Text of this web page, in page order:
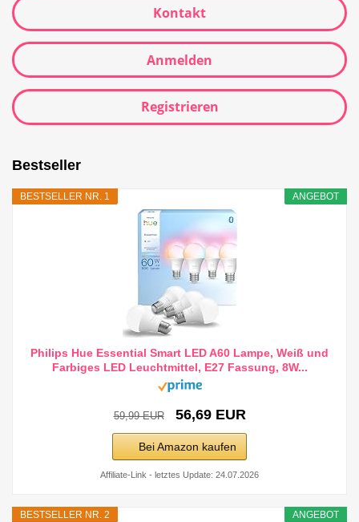
Kontakt
Anmelden
Registrieren
Bestseller
ANGEBOT
BESTSELLER NR. 1
Philips Hue Essential Smart LED A60 Lampe, Weiß und
Farbiges LED Leuchtmittel, E27 Fassung, 8W...
59,99 EUR 56,69 EUR
Bei Amazon kaufen
Affiliate-Link - letztes Update: 24.07.2026
ANGEBOT
BESTSELLER NR. 2